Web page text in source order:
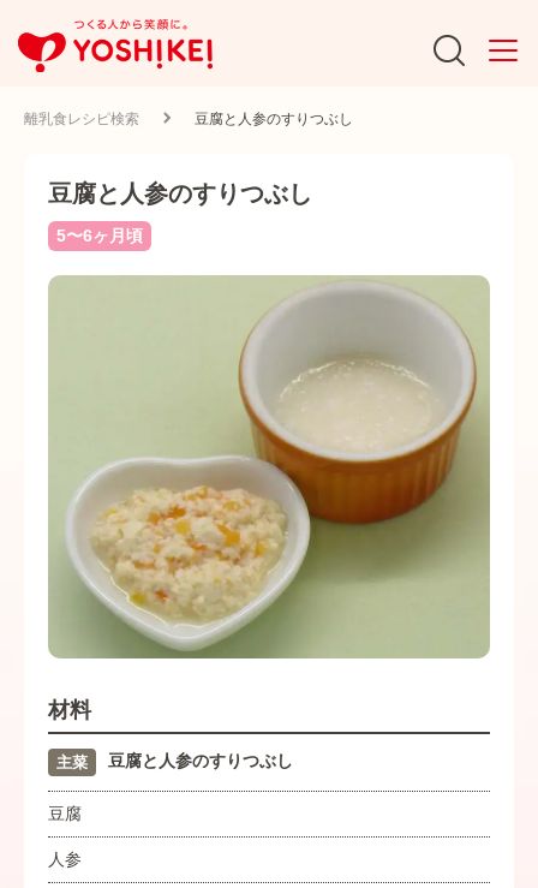
離乳食レシピ検索 豆腐と人参のすりつぶし
豆腐と人参のすりつぶし
5〜6ヶ月頃
材料
主菜 豆腐と人参のすりつぶし
豆腐
人参